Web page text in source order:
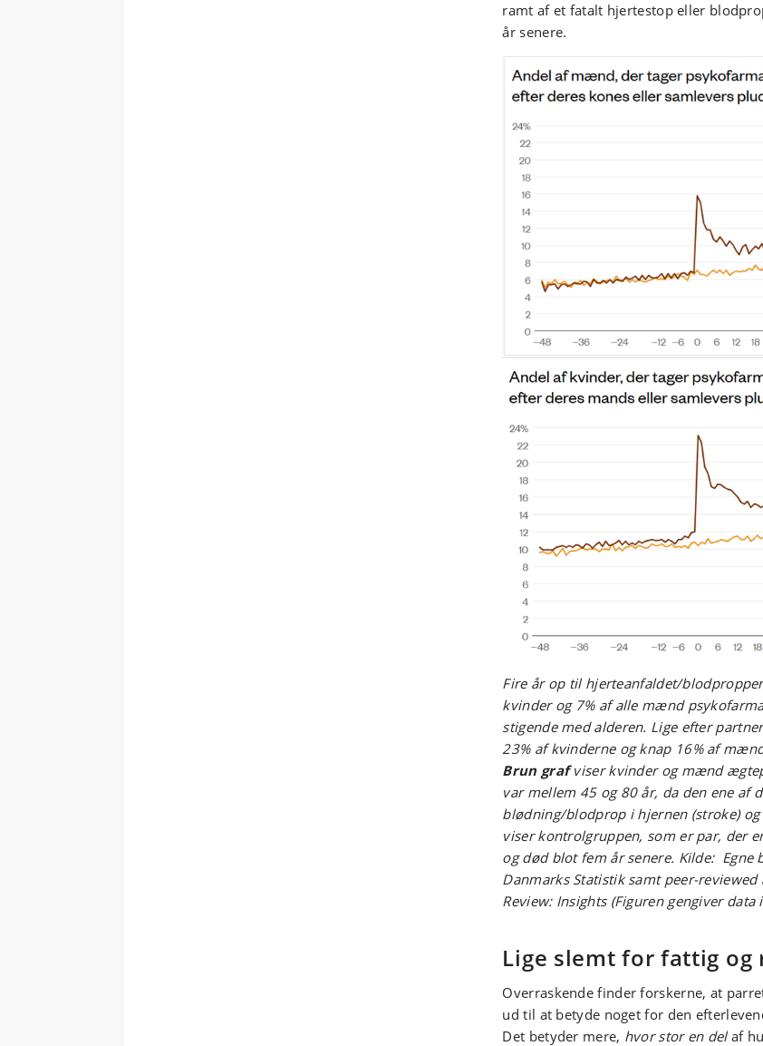
ramt af et fatalt hjertestop eller
år senere.
Fire år op til hjerteanfaldet/
kvinder og 7% af alle mænd
stigende med alderen. Lige efter
23% af kvinderne og knap 16% af
Brun grafviser kvinder og mænd
var mellem 45 og 80 år, da den ene af
blødning/blodprop i hjernen (stroke) og
viser kontrolgruppen, som er par, der
og død blot fem år senere. Kilde: Egne
Danmarks Statistik samt peer-reviewed
Review: Insights (Figuren gengiver
Lige slemt for fattig og
Overraskende finder forskerne, at
ud til at betyde noget for den
Det betyder mere, hvor stor en delaf